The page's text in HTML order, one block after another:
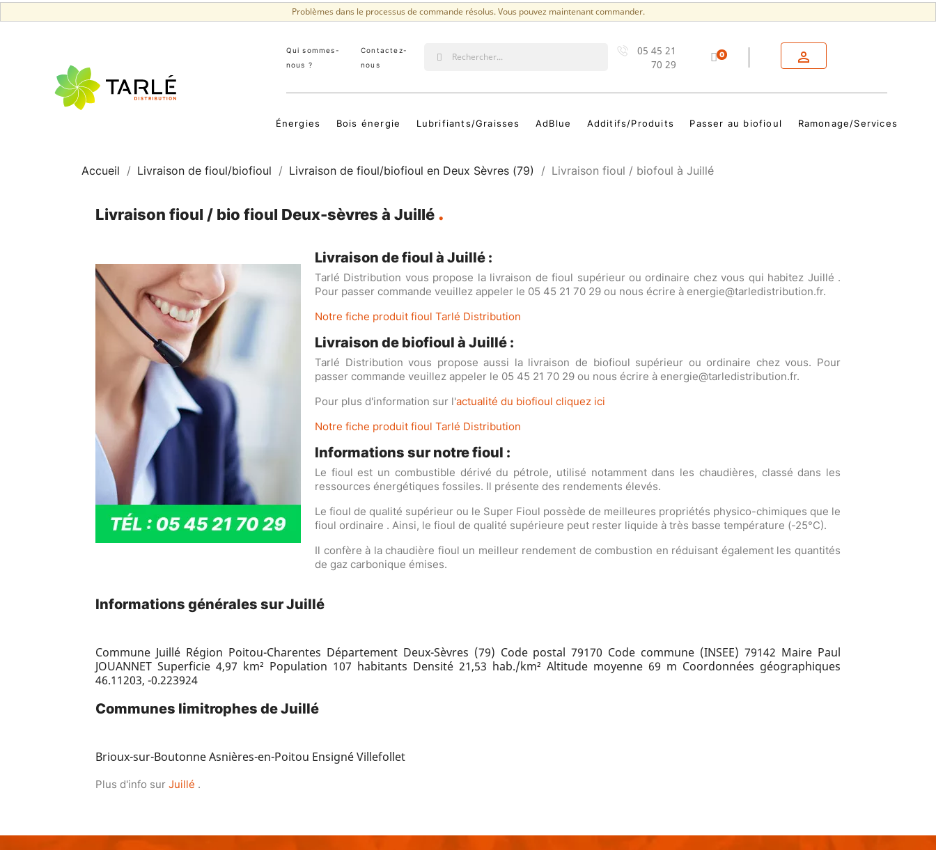
Problèmes dans le processus de commande résolus. Vous pouvez maintenant commander.
Qui sommes-
nous ?
Contactez-
nous
05 45 21
70 29
0 
Énergies Bois énergie Lubrifiants/Graisses AdBlue Additifs/Produits Passer au biofioul Ramonage/Services
Accueil Livraison de fioul/biofioul Livraison de fioul/biofioul en Deux Sèvres (79) Livraison fioul / biofoul à Juillé
Livraison fioul / bio fioul Deux-sèvres à Juillé
Livraison de fioul à Juillé :
Tarlé Distribution vous propose la livraison de fioul supérieur ou ordinaire chez vous qui habitez Juillé .
Pour passer commande veuillez appeler le 05 45 21 70 29 ou nous écrire à energie@tarledistribution.fr.
Notre fiche produit fioul Tarlé Distribution
Livraison de biofioul à Juillé :
Tarlé Distribution vous propose aussi la livraison de biofioul supérieur ou ordinaire chez vous. Pour
passer commande veuillez appeler le 05 45 21 70 29 ou nous écrire à energie@tarledistribution.fr.
Pour plus d'information sur l'actualité du biofioul cliquez ici
Notre fiche produit fioul Tarlé Distribution
Informations sur notre fioul :
Le fioul est un combustible dérivé du pétrole, utilisé notamment dans les chaudières, classé dans les
ressources énergétiques fossiles. Il présente des rendements élevés.
Le fioul de qualité supérieur ou le Super Fioul possède de meilleures propriétés physico-chimiques que le
fioul ordinaire . Ainsi, le fioul de qualité supérieure peut rester liquide à très basse température (-25°C).
Il confère à la chaudière fioul un meilleur rendement de combustion en réduisant également les quantités
de gaz carbonique émises.
Informations générales sur Juillé
Commune Juillé Région Poitou-Charentes Département Deux-Sèvres (79) Code postal 79170 Code commune (INSEE) 79142 Maire Paul
JOUANNET Superficie 4,97 km² Population 107 habitants Densité 21,53 hab./km² Altitude moyenne 69 m Coordonnées géographiques
46.11203, -0.223924
Communes limitrophes de Juillé
Brioux-sur-Boutonne Asnières-en-Poitou Ensigné Villefollet
Plus d'info sur Juillé .